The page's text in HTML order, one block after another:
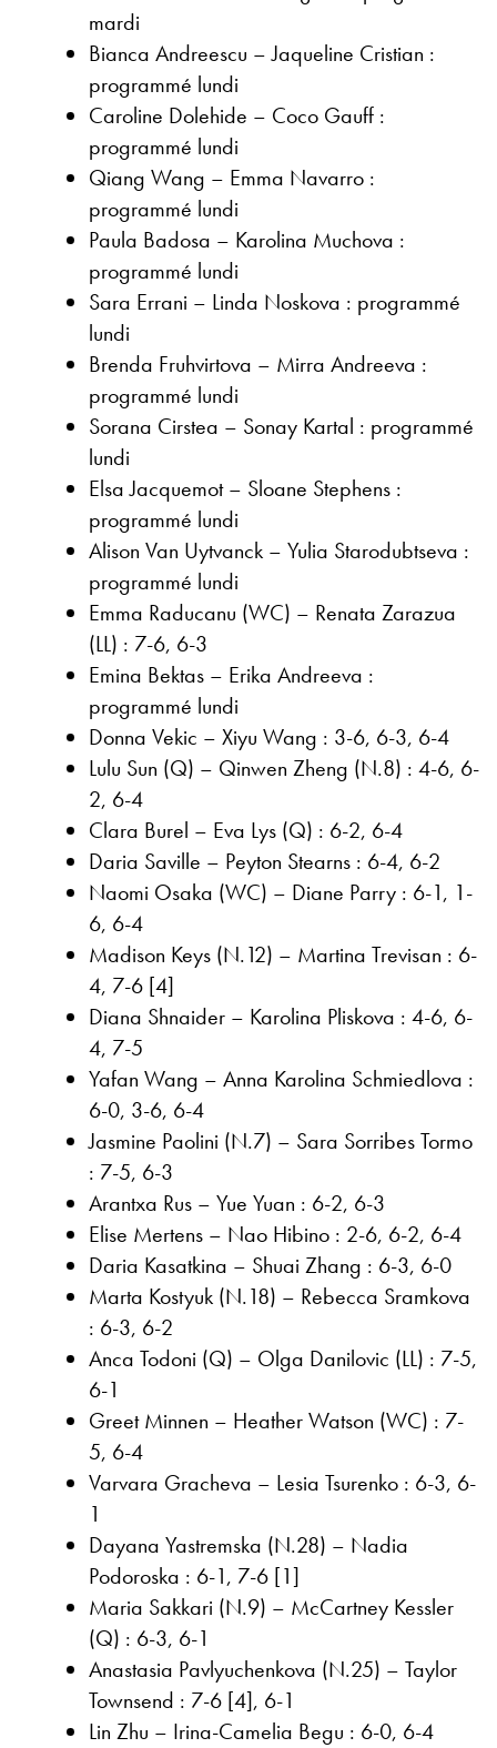
mardi
Bianca Andreescu – Jaqueline Cristian :
programmé lundi
Caroline Dolehide – Coco Gauff :
programmé lundi
Qiang Wang – Emma Navarro :
programmé lundi
Paula Badosa – Karolina Muchova :
programmé lundi
Sara Errani – Linda Noskova : programmé
lundi
Brenda Fruhvirtova – Mirra Andreeva :
programmé lundi
Sorana Cirstea – Sonay Kartal : programmé
lundi
Elsa Jacquemot – Sloane Stephens :
programmé lundi
Alison Van Uytvanck – Yulia Starodubtseva :
programmé lundi
Emma Raducanu (WC) – Renata Zarazua
(LL) : 7-6, 6-3
Emina Bektas – Erika Andreeva :
programmé lundi
Donna Vekic – Xiyu Wang : 3-6, 6-3, 6-4
Lulu Sun (Q) – Qinwen Zheng (N.8) : 4-6, 6-
2, 6-4
Clara Burel – Eva Lys (Q) : 6-2, 6-4
Daria Saville – Peyton Stearns : 6-4, 6-2
Naomi Osaka (WC) – Diane Parry : 6-1, 1-
6, 6-4
Madison Keys (N.12) – Martina Trevisan : 6-
4, 7-6 [4]
Diana Shnaider – Karolina Pliskova : 4-6, 6-
4, 7-5
Yafan Wang – Anna Karolina Schmiedlova :
6-0, 3-6, 6-4
Jasmine Paolini (N.7) – Sara Sorribes Tormo
: 7-5, 6-3
Arantxa Rus – Yue Yuan : 6-2, 6-3
Elise Mertens – Nao Hibino : 2-6, 6-2, 6-4
Daria Kasatkina – Shuai Zhang : 6-3, 6-0
Marta Kostyuk (N.18) – Rebecca Sramkova
: 6-3, 6-2
Anca Todoni (Q) – Olga Danilovic (LL) : 7-5,
6-1
Greet Minnen – Heather Watson (WC) : 7-
5, 6-4
Varvara Gracheva – Lesia Tsurenko : 6-3, 6-
1
Dayana Yastremska (N.28) – Nadia
Podoroska : 6-1, 7-6 [1]
Maria Sakkari (N.9) – McCartney Kessler
(Q) : 6-3, 6-1
Anastasia Pavlyuchenkova (N.25) – Taylor
Townsend : 7-6 [4], 6-1
Lin Zhu – Irina-Camelia Begu : 6-0, 6-4